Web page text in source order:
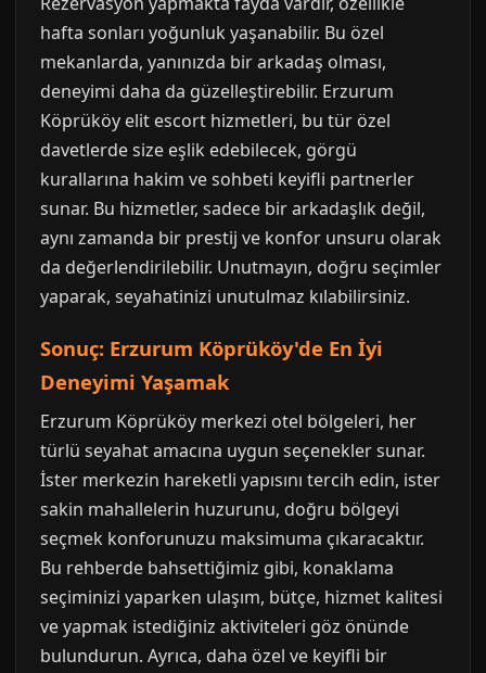
hafta sonları yoğunluk yaşanabilir. Bu özel
mekanlarda, yanınızda bir arkadaş olması,
deneyimi daha da güzelleştirebilir. Erzurum
Köprüköy elit escort hizmetleri, bu tür özel
davetlerde size eşlik edebilecek, görgü
kurallarına hakim ve sohbeti keyifli partnerler
sunar. Bu hizmetler, sadece bir arkadaşlık değil,
aynı zamanda bir prestij ve konfor unsuru olarak
da değerlendirilebilir. Unutmayın, doğru seçimler
yaparak, seyahatinizi unutulmaz kılabilirsiniz.
Sonuç: Erzurum Köprüköy'de En İyi
Deneyimi Yaşamak
Erzurum Köprüköy merkezi otel bölgeleri, her
türlü seyahat amacına uygun seçenekler sunar.
İster merkezin hareketli yapısını tercih edin, ister
sakin mahallelerin huzurunu, doğru bölgeyi
seçmek konforunuzu maksimuma çıkaracaktır.
Bu rehberde bahsettiğimiz gibi, konaklama
seçiminizi yaparken ulaşım, bütçe, hizmet kalitesi
ve yapmak istediğiniz aktiviteleri göz önünde
bulundurun. Ayrıca, daha özel ve keyifli bir